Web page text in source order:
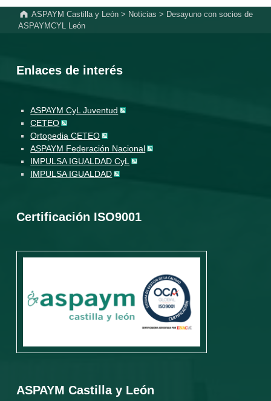
ASPAYM Castilla y León > Noticias > Desayuno con socios de
ASPAYMCYL León
Enlaces de interés
ASPAYM CyL Juventud
CETEO
Ortopedia CETEO
ASPAYM Federación Nacional
IMPULSA IGUALDAD CyL
IMPULSA IGUALDAD
Certificación ISO9001
ASPAYM Castilla y León